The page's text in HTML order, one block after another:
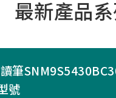
最新產品
筆
號